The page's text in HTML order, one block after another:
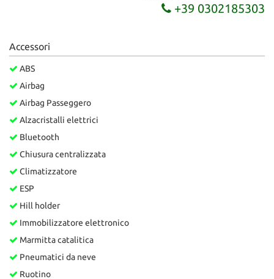
+39 0302185303
Accessori
ABS
Airbag
Airbag Passeggero
Alzacristalli elettrici
Bluetooth
Chiusura centralizzata
Climatizzatore
ESP
Hill holder
Immobilizzatore elettronico
Marmitta catalitica
Pneumatici da neve
Ruotino